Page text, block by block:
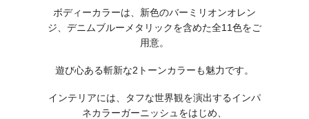
ボディーカラーは、新色のバーミリオンオレン
ジ、デニムブルーメタリックを含めた全11色をご
用意。
遊び心ある斬新な2トーンカラーも魅力です。
インテリアには、タフな世界観を演出するインパ
ネカラーガーニッシュをはじめ、